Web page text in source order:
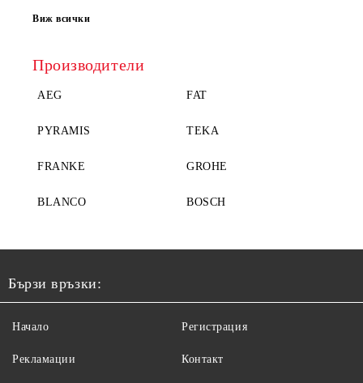
Виж всички
Производители
AEG FAT
PYRAMIS TEKA
FRANKE GROHE
BLANCO BOSCH
Бързи връзки:
Начало
Рекламации
Регистрация
Контакт